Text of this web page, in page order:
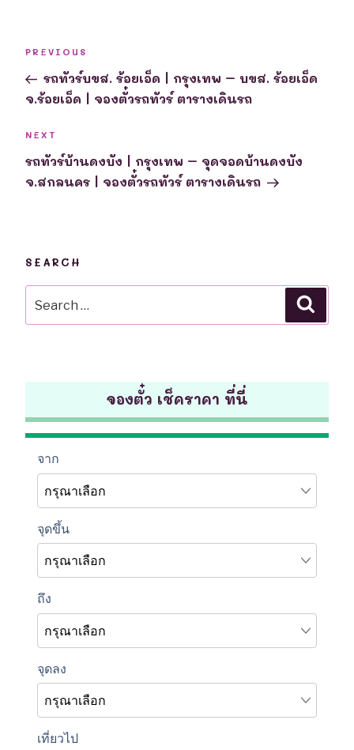
navigation
Previous
Post
PREVIOUS
รถทัวร์บขส. ร้อยเอ็ด | กรุงเทพ – บขส. ร้อยเอ็ด
จ.ร้อยเอ็ด | จองตั๋วรถทัวร์ ตารางเดินรถ
Next
Post
NEXT
รถทัวร์บ้านดงบัง | กรุงเทพ – จุดจอดบ้านดงบัง
จ.สกลนคร | จองตั๋วรถทัวร์ ตารางเดินรถ
SEARCH
for:
จองตั๋ว เช็คราคา ที่นี่